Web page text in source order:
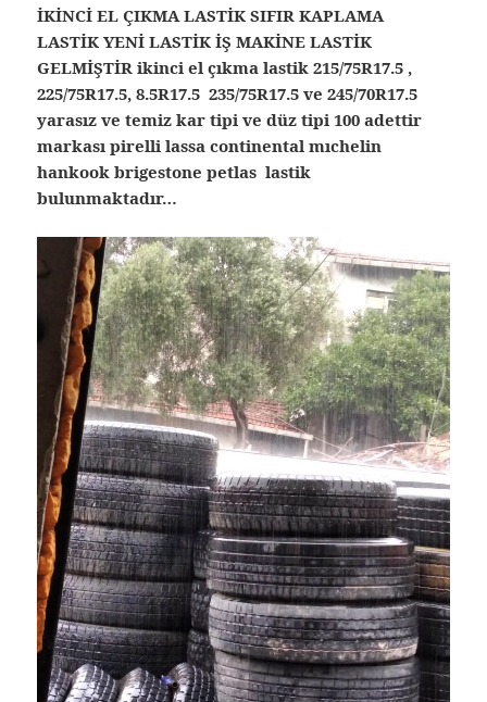
İKİNCİ EL ÇIKMA LASTİK SIFIR KAPLAMA
LASTİK YENİ LASTİK İŞ MAKİNE LASTİK
GELMİŞTİR ikinci el çıkma lastik 215/75R17.5 ,
225/75R17.5, 8.5R17.5 235/75R17.5 ve 245/70R17.5
yarasız ve temiz kar tipi ve düz tipi 100 adettir
markası pirelli lassa continental mıchelin
hankook brigestone petlas lastik
bulunmaktadır…